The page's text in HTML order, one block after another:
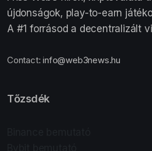
újdonságok, play-to-earn
A #1 forrásod a decentralizált
Contact:info@web3news.hu
Tőzsdék